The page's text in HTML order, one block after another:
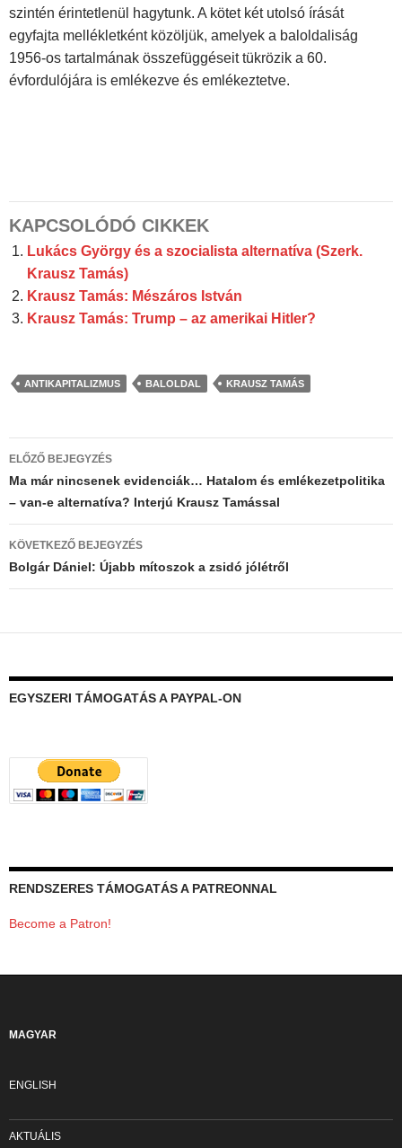
szintén érintetlenül hagytunk. A kötet két utolsó írását
egyfajta mellékletként közöljük, amelyek a baloldaliság
1956-os tartalmának összefüggéseit tükrözik a 60.
évfordulójára is emlékezve és emlékeztetve.
KAPCSOLÓDÓ CIKKEK
Lukács ​György és a szocialista alternatíva (Szerk.
Krausz Tamás)
Krausz Tamás: Mészáros István
Krausz Tamás: Trump – az amerikai Hitler?
ANTIKAPITALIZMUS BALOLDAL KRAUSZ TAMÁS
Bejegyzés
navigáció
ELŐZŐ BEJEGYZÉS
Ma már nincsenek evidenciák… Hatalom és emlékezetpolitika
– van-e alternatíva? Interjú Krausz Tamással
KÖVETKEZŐ BEJEGYZÉS
Bolgár Dániel: Újabb mítoszok a zsidó jólétről
EGYSZERI TÁMOGATÁS A PAYPAL-ON
RENDSZERES TÁMOGATÁS A PATREONNAL
Become a Patron!
MAGYAR
ENGLISH
AKTUÁLIS